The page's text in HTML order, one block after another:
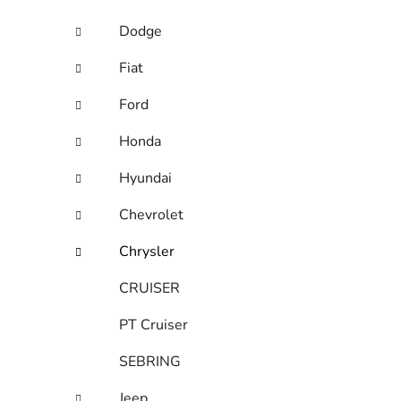
Dodge
Fiat
Ford
Honda
Hyundai
Chevrolet
Chrysler
CRUISER
PT Cruiser
SEBRING